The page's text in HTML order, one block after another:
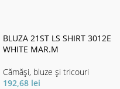
BLUZA 21ST LS SHIRT 3012E
WHITE MAR.M
Cămăși, bluze și tricouri
192,68 lei